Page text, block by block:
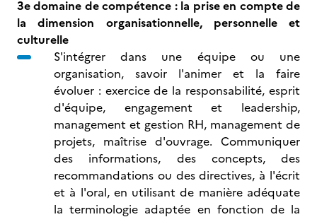
3e domaine de compétence : la prise en compte de
la dimension organisationnelle, personnelle et
culturelle
S'intégrer dans une équipe ou une
organisation, savoir l'animer et la faire
évoluer : exercice de la responsabilité, esprit
d'équipe, engagement et leadership,
management et gestion RH, management de
projets, maîtrise d'ouvrage. Communiquer
des informations, des concepts, des
recommandations ou des directives, à l'écrit
et à l'oral, en utilisant de manière adéquate
la terminologie adaptée en fonction de la